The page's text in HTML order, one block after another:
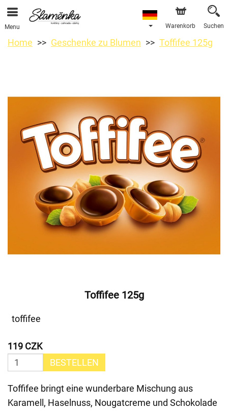
Menu Warenkorb Suchen
Home Geschenke zu Blumen Toffifee 125g
Toffifee 125g
toffifee
119 CZK
BESTELLEN
Toffifee bringt eine wunderbare Mischung aus
Karamell, Haselnuss, Nougatcreme und Schokolade